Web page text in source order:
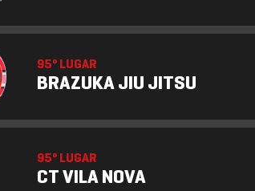
95º LUGAR
BRAZUKA JIU JITSU
95º LUGAR
CT VILA NOVA